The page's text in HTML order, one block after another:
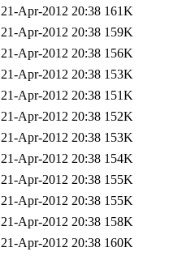
21-Apr-2012 20:38 161K
21-Apr-2012 20:38 159K
21-Apr-2012 20:38 156K
21-Apr-2012 20:38 153K
21-Apr-2012 20:38 151K
21-Apr-2012 20:38 152K
21-Apr-2012 20:38 153K
21-Apr-2012 20:38 154K
21-Apr-2012 20:38 155K
21-Apr-2012 20:38 155K
21-Apr-2012 20:38 158K
21-Apr-2012 20:38 160K